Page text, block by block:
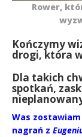
Rower,
Kończymy
drogi, która
Dla takich
spotkań,
Was
nagrań z